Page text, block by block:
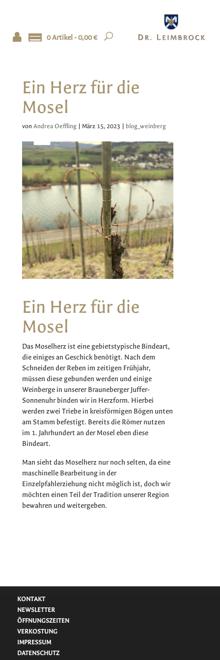
0 Artikel -0,00€
Ein Herz für die
Mosel
von Andrea Oeffling| März 15, 2023 blog_weinberg
Ein Herz für die
Mosel
Das Moselherz ist eine gebietstypische Bindeart,
die einiges an Geschick benötigt. Nach dem
Schneiden der Reben im zeitigen Frühjahr,
müssen diese gebunden werden und einige
Weinberge in unserer Brauneberger Juffer-
Sonnenuhr binden wir in Herzform. Hierbei
werden zwei Triebe in kreisförmigen Bögen unten
am Stamm befestigt. Bereits die Römer nutzen
im 1. Jahrhundert an der Mosel eben diese
Bindeart.
Man sieht das Moselherz nur noch selten, da eine
maschinelle Bearbeitung in der
Einzelpfahlerziehung nicht möglich ist, doch wir
möchten einen Teil der Tradition unserer Region
bewahren und weitergeben.
KONTAKT
NEWSLETTER
ÖFFNUNGSZEITEN
VERKOSTUNG
IMPRESSUM
DATENSCHUTZ